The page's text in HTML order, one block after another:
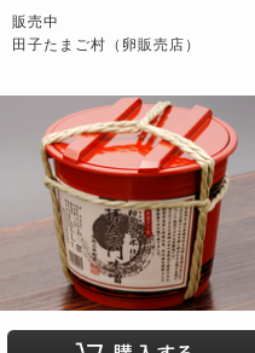
販売中
田子たまご村（卵販売店）